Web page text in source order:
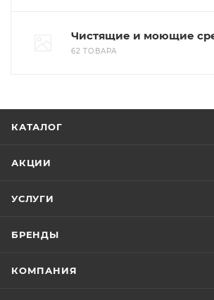
Чистящие и моющие
62 ТОВАРА
КАТАЛОГ
АКЦИИ
УСЛУГИ
БРЕНДЫ
КОМПАНИЯ